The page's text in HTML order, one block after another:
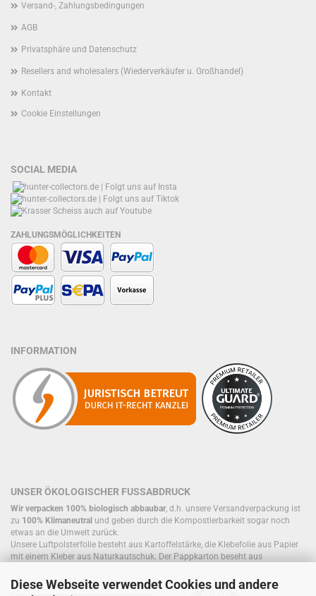
Diese Webseite verwendet Cookies und andere
Versand-, Zahlungsbedingungen
AGB
Privatsphäre und Datenschutz
Resellers and wholesalers (Wiederverkäufer u. Großhandel)
Kontakt
Cookie Einstellungen
SOCIAL MEDIA
ZAHLUNGSMÖGLICHKEITEN
INFORMATION
UNSER ÖKOLOGISCHER FUSSABDRUCK
Wir verpacken 100% biologisch abbaubar, d.h. unsere Versandverpackung ist
zu 100% Klimaneutral und geben durch die Kompostierbarkeit sogar noch
etwas an die Umwelt zurück.
Unsere Luftpolsterfolie besteht aus Kartoffelstärke, die Klebefolie aus Papier
mit einem Kleber aus Naturkautschuk. Der Pappkarton beseht aus
Füllmaterial, bereits im Kreislauf befinden.